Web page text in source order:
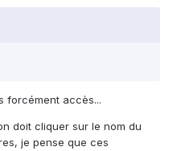
forcément accès...
doit cliquer sur le nom du
je pense que ces